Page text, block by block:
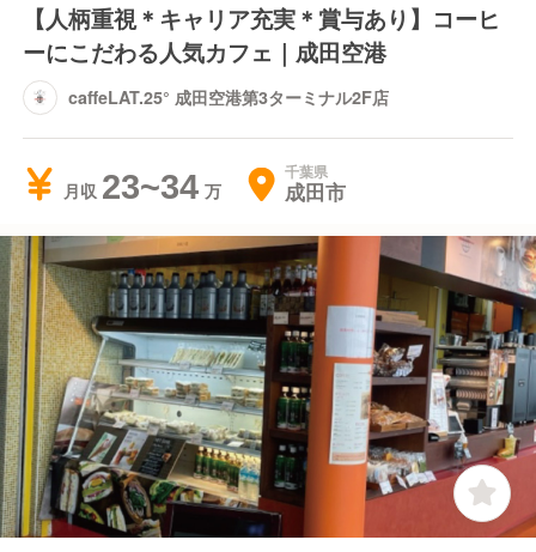
【人柄重視＊キャリア充実＊賞与あり】コーヒ
ーにこだわる人気カフェ｜成田空港
caffeLAT.25° 成田空港第3ターミナル2F店
月収 23~34 千葉県
成田市